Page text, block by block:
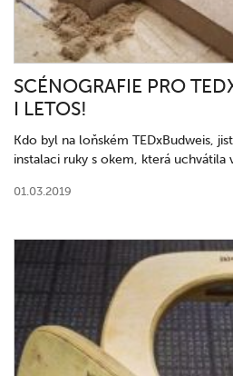
SCÉNOGRAFIE PRO
I LETOS!
Kdo byl na loňském TEDxBudweis,
instalaci ruky s okem, která uchvátila
01.03.2019